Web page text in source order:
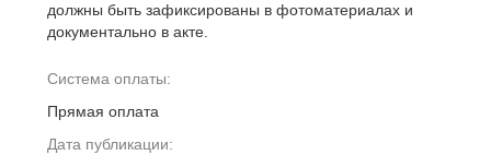
должны быть зафиксированы в фотоматериалах и
документально в акте.
Система оплаты:
Прямая оплата
Дата публикации: